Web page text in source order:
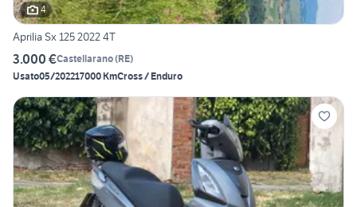
4
Aprilia Sx 125 2022 4T
3.000 €Castellarano(RE)
Usato05/202217000 KmCross / Enduro